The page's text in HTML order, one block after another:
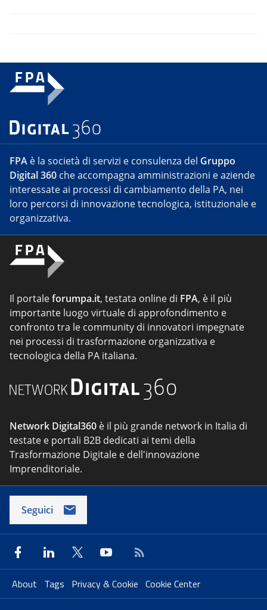
FPA è la società di servizi e consulenza del Gruppo
Digital 360 che accompagna amministrazioni e aziende
interessate ai processi di cambiamento della PA, nei
loro percorsi di innovazione tecnologica, istituzionale e
organizzativa.
Il portaleforumpa.it, testata online di FPA, è il più
importante luogo virtuale di approfondimento e
confronto tra le community di innovatori impegnate
nei processi di trasformazione organizzativa e
tecnologica della PA italiana.
Network Digital360 è il più grande network in Italia di
testate e portali B2B dedicati ai temi della
Trasformazione Digitale e dell'innovazione
Imprenditoriale.
Seguici
About Tags Privacy & Cookie Cookie Center